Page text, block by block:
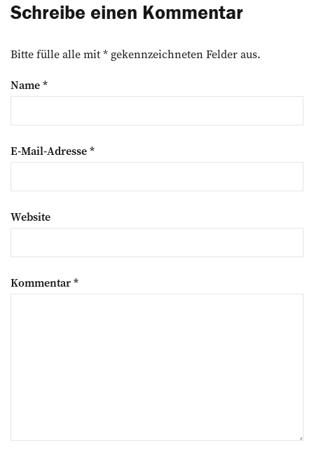
Schreibe einen Kommentar
Bitte fülle alle mit * gekennzeichneten Felder aus.
Name*
E-Mail-Adresse*
Website
Kommentar*